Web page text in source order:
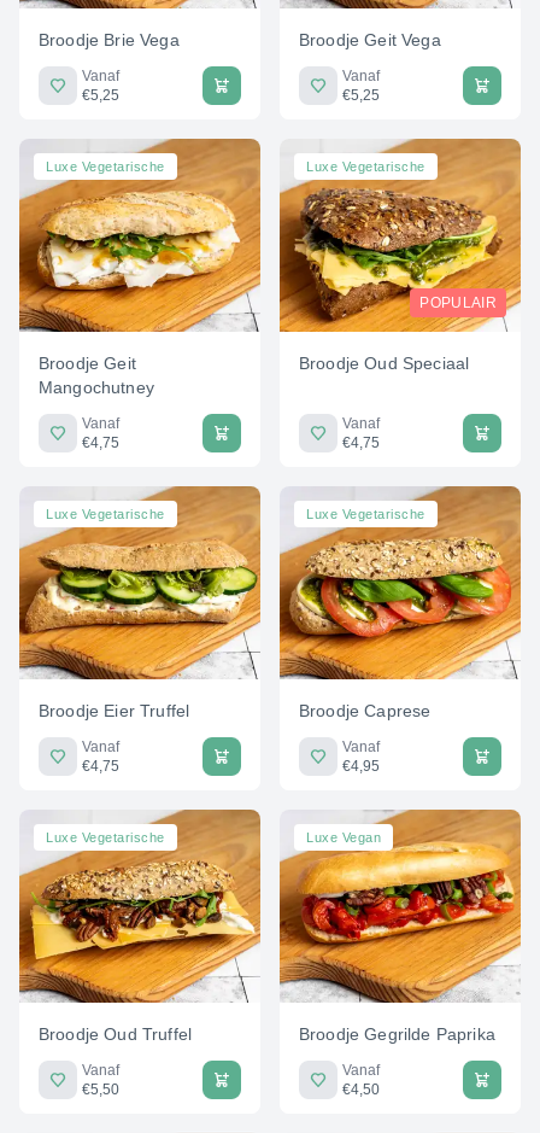
Broodje Brie Vega
Vanaf
€5,25
Broodje Geit Vega
Vanaf
€5,25
Luxe Vegetarische
Broodje Geit
Mangochutney
Vanaf
€4,75
Luxe Vegetarische
POPULAIR
Broodje Oud Speciaal
Vanaf
€4,75
Luxe Vegetarische
Broodje Eier Truffel
Vanaf
€4,75
Luxe Vegetarische
Broodje Caprese
Vanaf
€4,95
Luxe Vegetarische
Broodje Oud Truffel
Vanaf
€5,50
Luxe Vegan
Broodje Gegrilde Paprika
Vanaf
€4,50